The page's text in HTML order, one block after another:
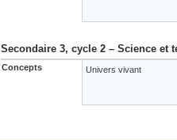
Secondaire 3, cycle 2 – Science et
Concepts Univers vivant